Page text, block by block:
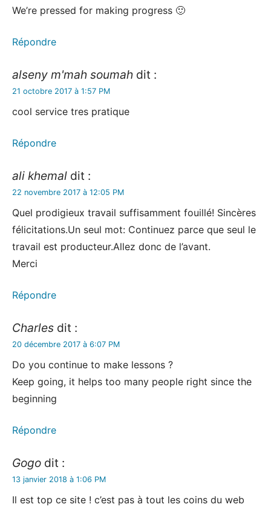
We’re pressed for making progress 🙂
Répondre
alseny m'mah soumah dit :
21 octobre 2017 à 1:57 PM
cool service tres pratique
Répondre
ali khemal dit :
22 novembre 2017 à 12:05 PM
Quel prodigieux travail suffisamment fouillé! Sincères
félicitations.Un seul mot: Continuez parce que seul le
travail est producteur.Allez donc de l’avant.
Merci
Répondre
Charles dit :
20 décembre 2017 à 6:07 PM
Do you continue to make lessons ?
Keep going, it helps too many people right since the
beginning
Répondre
Gogo dit :
13 janvier 2018 à 1:06 PM
Il est top ce site ! c’est pas à tout les coins du web